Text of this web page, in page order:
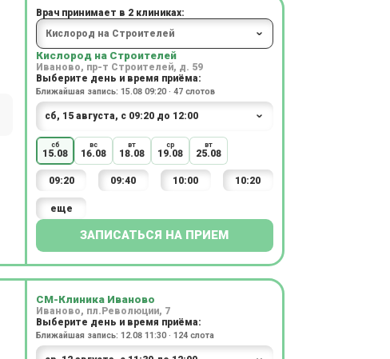
Врач принимает в 2 клиниках:
Кислород на Строителей
Иваново, пр-т Строителей, д. 59
Выберите день и время приёма:
Ближайшая запись: 15.08 09:20 · 47 слотов
сб
15.08
вс
16.08
вт
18.08
ср
19.08
вт
25.08
09:20 09:40 10:00 10:20
еще
ЗАПИСАТЬСЯ НА ПРИЕМ
СМ-Клиника Иваново
Иваново, пл.Революции, 7
Выберите день и время приёма:
Ближайшая запись: 12.08 11:30 · 124 слота